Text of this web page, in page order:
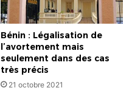
Bénin : Légalisation de
l’avortement mais
seulement dans des cas
très précis
21 octobre 2021